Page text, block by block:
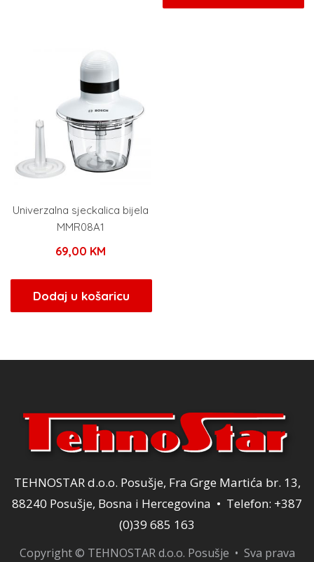
Univerzalna sjeckalica bijela
MMR08A1
69,00 KM
Dodaj u košaricu
TEHNOSTAR d.o.o. Posušje, Fra Grge Martića br. 13,
88240 Posušje, Bosna i Hercegovina • Telefon: +387
(0)39 685 163
Copyright © TEHNOSTAR d.o.o. Posušje • Sva prava